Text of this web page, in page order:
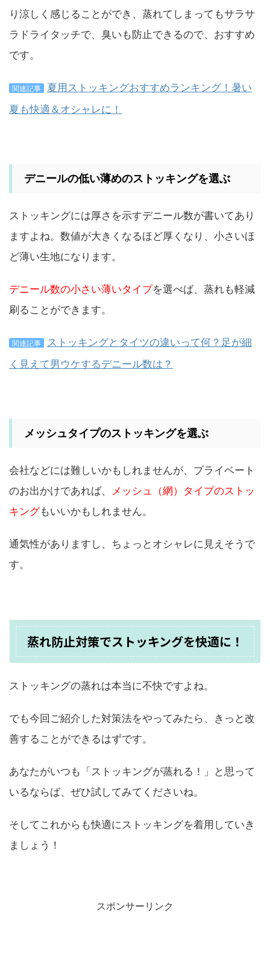
り涼しく感じることができ、蒸れてしまってもサラサ
ラドライタッチで、臭いも防止できるので、おすすめ
です。
関連記事
夏用ストッキングおすすめランキング！暑い
夏も快適＆オシャレに！
デニールの低い薄めのストッキングを選ぶ
ストッキングには厚さを示すデニール数が書いてあり
ますよね。数値が大きくなるほど厚くなり、小さいほ
ど薄い生地になります。
デニール数の小さい薄いタイプを選べば、蒸れも軽減
刷ることができます。
関連記事
ストッキングとタイツの違いって何？足が細
く見えて男ウケするデニール数は？
メッシュタイプのストッキングを選ぶ
会社などには難しいかもしれませんが、プライベート
のお出かけであれば、
メッシュ（網）タイプのストッ
キングもいいかもしれません。
通気性がありますし、ちょっとオシャレに見えそうで
す。
蒸れ防止対策でストッキングを快適に！
ストッキングの蒸れは本当に不快ですよね。
でも今回ご紹介した対策法をやってみたら、きっと改
善することができるはずです。
あなたがいつも「ストッキングが蒸れる！」と思って
いるならば、ぜひ試してみてくださいね。
そしてこれからも快適にストッキングを着用していき
ましょう！
スポンサーリンク